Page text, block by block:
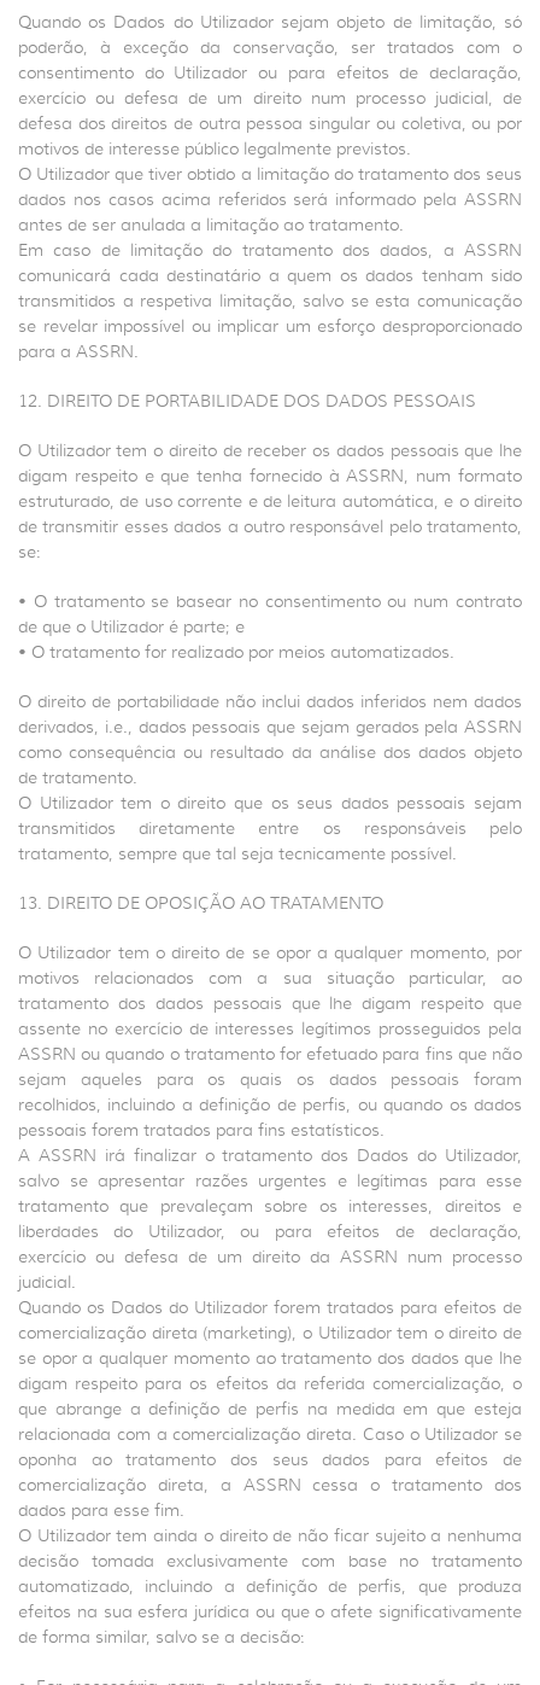
Quando os Dados do Utilizador sejam objeto de limitação, só
poderão, à exceção da conservação, ser tratados com o
consentimento do Utilizador ou para efeitos de declaração,
exercício ou defesa de um direito num processo judicial, de
defesa dos direitos de outra pessoa singular ou coletiva, ou por
motivos de interesse público legalmente previstos.
O Utilizador que tiver obtido a limitação do tratamento dos seus
dados nos casos acima referidos será informado pela ASSRN
antes de ser anulada a limitação ao tratamento.
Em caso de limitação do tratamento dos dados, a ASSRN
comunicará cada destinatário a quem os dados tenham sido
transmitidos a respetiva limitação, salvo se esta comunicação
se revelar impossível ou implicar um esforço desproporcionado
para a ASSRN.
12. DIREITO DE PORTABILIDADE DOS DADOS PESSOAIS
O Utilizador tem o direito de receber os dados pessoais que lhe
digam respeito e que tenha fornecido à ASSRN, num formato
estruturado, de uso corrente e de leitura automática, e o direito
de transmitir esses dados a outro responsável pelo tratamento,
se:
• O tratamento se basear no consentimento ou num contrato
de que o Utilizador é parte; e
• O tratamento for realizado por meios automatizados.
O direito de portabilidade não inclui dados inferidos nem dados
derivados, i.e., dados pessoais que sejam gerados pela ASSRN
como consequência ou resultado da análise dos dados objeto
de tratamento.
O Utilizador tem o direito que os seus dados pessoais sejam
transmitidos diretamente entre os responsáveis pelo
tratamento, sempre que tal seja tecnicamente possível.
13. DIREITO DE OPOSIÇÃO AO TRATAMENTO
O Utilizador tem o direito de se opor a qualquer momento, por
motivos relacionados com a sua situação particular, ao
tratamento dos dados pessoais que lhe digam respeito que
assente no exercício de interesses legítimos prosseguidos pela
ASSRN ou quando o tratamento for efetuado para fins que não
sejam aqueles para os quais os dados pessoais foram
recolhidos, incluindo a definição de perfis, ou quando os dados
pessoais forem tratados para fins estatísticos.
A ASSRN irá finalizar o tratamento dos Dados do Utilizador,
salvo se apresentar razões urgentes e legítimas para esse
tratamento que prevaleçam sobre os interesses, direitos e
liberdades do Utilizador, ou para efeitos de declaração,
exercício ou defesa de um direito da ASSRN num processo
judicial.
Quando os Dados do Utilizador forem tratados para efeitos de
comercialização direta (marketing), o Utilizador tem o direito de
se opor a qualquer momento ao tratamento dos dados que lhe
digam respeito para os efeitos da referida comercialização, o
que abrange a definição de perfis na medida em que esteja
relacionada com a comercialização direta. Caso o Utilizador se
oponha ao tratamento dos seus dados para efeitos de
comercialização direta, a ASSRN cessa o tratamento dos
dados para esse fim.
O Utilizador tem ainda o direito de não ficar sujeito a nenhuma
decisão tomada exclusivamente com base no tratamento
automatizado, incluindo a definição de perfis, que produza
efeitos na sua esfera jurídica ou que o afete significativamente
de forma similar, salvo se a decisão: